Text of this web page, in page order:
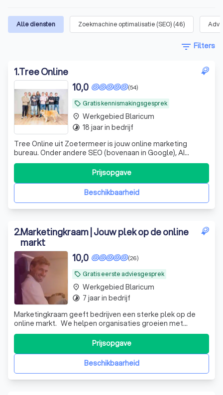
Alle diensten Zoekmachine optimalisatie (SEO) (46)
filter_list Filters
1.Tree Online
local_offer Gratis kennismakingsgesprek
(54)
10,0
Tree Online uit Zoetermeer is jouw online marketing
bureau. Onder andere SEO (bovenaan in Google), AI
marketing, Google Ads, Social Media, Amazon marketing
en conversie optimalisatie.
Beschikbaarheid
Prijsopgave
place Werkgebied Blaricum
timelapse 18 jaar in bedrijf
2.Marketingkraam | Jouw plek op de online
markt
local_offer Gratis eerste adviesgesprek
(26)
10,0
Marketingkraam geeft bedrijven een sterke plek op de
online markt. We helpen organisaties groeien met
transparante online marketing – van vindbaarheid tot
conversie. Groeipakketten vanaf € 800 p/m
Beschikbaarheid
Prijsopgave
place Werkgebied Blaricum
timelapse 7 jaar in bedrijf